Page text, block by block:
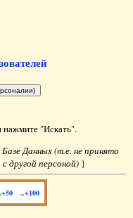
нажмите "Искать".
Данных (т.е. не принято
другой персоной) }
..+100